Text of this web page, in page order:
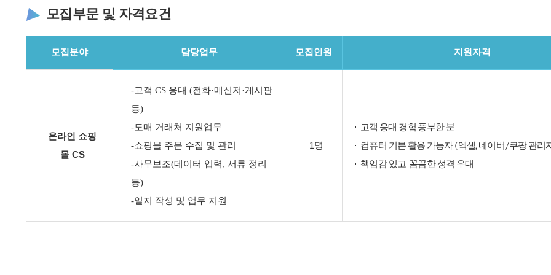
모집부문 및 자격요건
모집분야 담당업무 모집인원 지원자격
온라인 쇼핑
몰 CS
-고객 CS 응대 (전화·메신저·게시판
등)
-도매 거래처 지원업무
-쇼핑몰 주문 수집 및 관리
-사무보조(데이터 입력, 서류 정리
등)
-일지 작성 및 업무 지원
1명
고객 응대 경험 풍부한 분
컴퓨터 기본 활용 가능자(엑셀,네이버 /쿠팡 관리
책임감 있고 꼼꼼한 성격 우대